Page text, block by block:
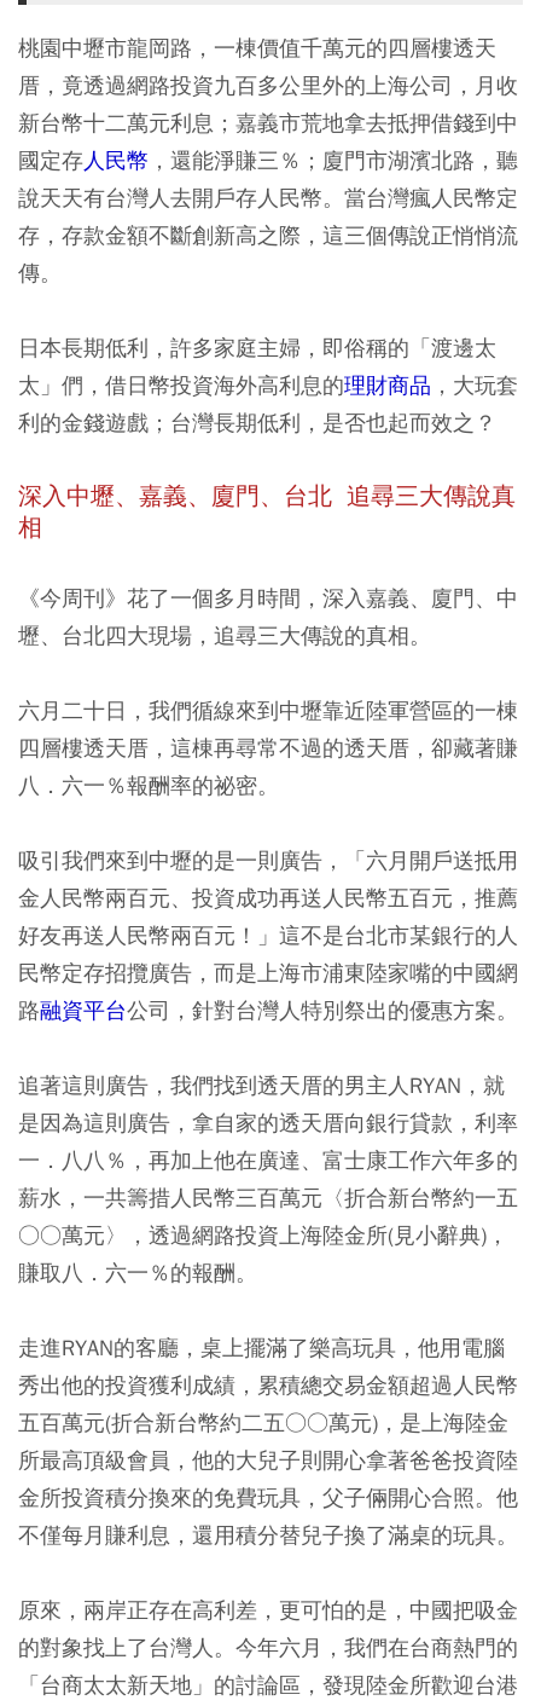
桃園中壢市龍岡路，一棟價值千萬元的四層樓透天
厝，竟透過網路投資九百多公里外的上海公司，月收
新台幣十二萬元利息；嘉義市荒地拿去抵押借錢到中
國定存人民幣 ，還能淨賺三％；廈門市湖濱北路，聽
說天天有台灣人去開戶存人民幣。當台灣瘋人民幣定
存，存款金額不斷創新高之際，這三個傳說正悄悄流
傳。
日本長期低利，許多家庭主婦，即俗稱的「渡邊太
太」們，借日幣投資海外高利息的理財商品 ，大玩套
利的金錢遊戲；台灣長期低利，是否也起而效之？
深入中壢、嘉義、廈門、台北 追尋三大傳說真
相
《今周刊》花了一個多月時間，深入嘉義、廈門、中
壢、台北四大現場，追尋三大傳說的真相。
六月二十日，我們循線來到中壢靠近陸軍營區的一棟
四層樓透天厝，這棟再尋常不過的透天厝，卻藏著賺
八．六一％報酬率的祕密。
吸引我們來到中壢的是一則廣告，「六月開戶送抵用
金人民幣兩百元、投資成功再送人民幣五百元，推薦
好友再送人民幣兩百元！」這不是台北市某銀行的人
民幣定存招攬廣告，而是上海市浦東陸家嘴的中國網
路融資平台公司，針對台灣人特別祭出的優惠方案。
追著這則廣告，我們找到透天厝的男主人RYAN，就
是因為這則廣告，拿自家的透天厝向銀行貸款，利率
一．八八％，再加上他在廣達、富士康工作六年多的
薪水，一共籌措人民幣三百萬元〈折合新台幣約一五
○○萬元〉，透過網路投資上海陸金所(見小辭典)，
賺取八．六一％的報酬。
走進RYAN的客廳，桌上擺滿了樂高玩具，他用電腦
秀出他的投資獲利成績，累積總交易金額超過人民幣
五百萬元(折合新台幣約二五○○萬元)，是上海陸金
所最高頂級會員，他的大兒子則開心拿著爸爸投資陸
金所投資積分換來的免費玩具，父子倆開心合照。他
不僅每月賺利息，還用積分替兒子換了滿桌的玩具。
原來，兩岸正存在高利差，更可怕的是，中國把吸金
的對象找上了台灣人。今年六月，我們在台商熱門的
「台商太太新天地」的討論區，發現陸金所歡迎台港